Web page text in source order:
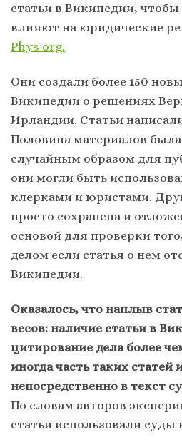
статьи в Википедии,
влияют на юридические
Phys org.
Они создали более 150
Википедии о решениях
Ирландии. Статьи
Половина материалов
случайным образом для
они могли быть
клерками и юристами.
просто сохранена и
основой для проверки
делом если статья о нем
Википедии.
Оказалось, что наплыв
весов: наличие статьи в
цитирование дела более
иногда часть таких статей
непосредственно в текст
По словам авторов
статьи использовали